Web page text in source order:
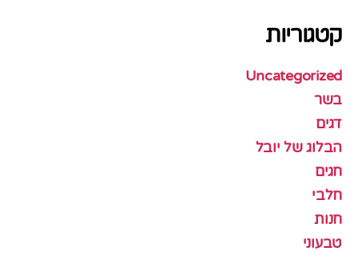
קטגוריות
Uncategorized
בשר
דגים
הבלוג של יובל
חגים
חלבי
חנות
טבעוני